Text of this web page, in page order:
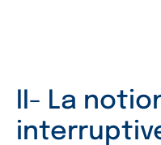
II- La